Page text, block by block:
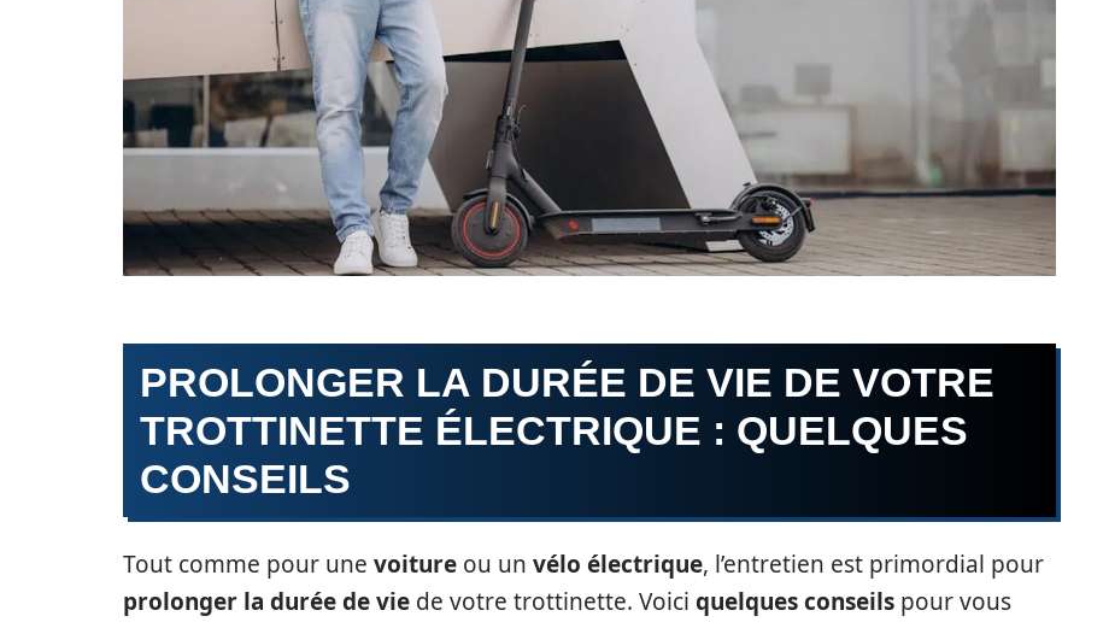
PROLONGER LA DURÉE DE VIE DE VOTRE
TROTTINETTE ÉLECTRIQUE : QUELQUES
CONSEILS
Tout comme pour une voiture ou un vélo électrique, l’entretien est primordial pour
prolonger la durée de vie de votre trottinette. Voici quelques conseils pour vous